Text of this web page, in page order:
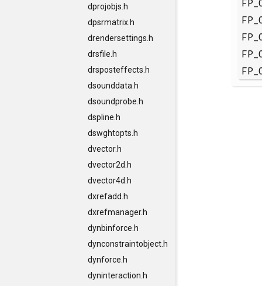
dprojobjs.h
dpsrmatrix.h
drendersettings.h
drsfile.h
drsposteffects.h
dsounddata.h
dsoundprobe.h
dspline.h
dswghtopts.h
dvector.h
dvector2d.h
dvector4d.h
dxrefadd.h
dxrefmanager.h
dynbinforce.h
dynconstraintobject.h
dynforce.h
dyninteraction.h